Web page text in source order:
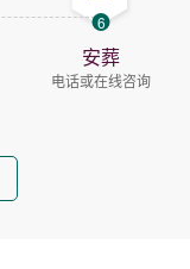
6
安葬
电话或在线咨询